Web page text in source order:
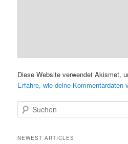
Diese Website verwendet Akismet,
Erfahre, wie deine Kommentardaten
u
h
NEWEST ARTICLES